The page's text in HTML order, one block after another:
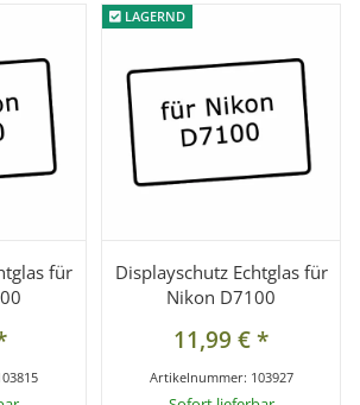
für
LAGERND
LAGERND
Displayschutz Echtglas für
Nikon D7100
11,99 €*
Artikelnummer: 103927